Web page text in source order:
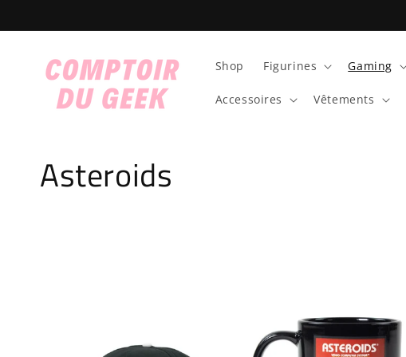
au
Shop Figurines Gaming
Accessoires Vêtements
C
Asteroids